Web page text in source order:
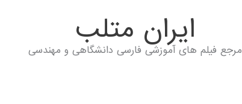
ايران متلب
مرجع فیلم های آموزشی فارسی دانشگاهی و مهندسی